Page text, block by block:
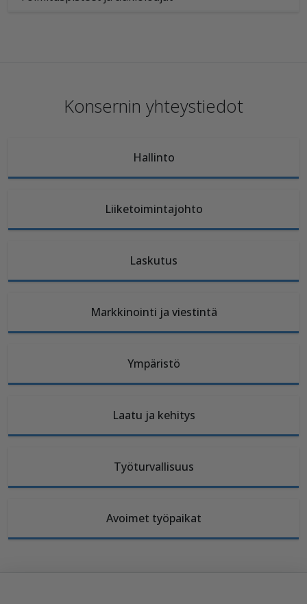
Konsernin yhteystiedot
Hallinto
Liiketoimintajohto
Laskutus
Markkinointi ja viestintä
Ympäristö
Laatu ja kehitys
Työturvallisuus
Avoimet työpaikat